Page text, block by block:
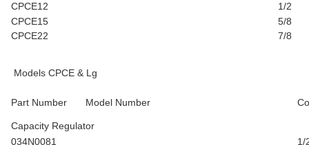
CPCE12
1/2
CPCE15
5/8
CPCE22
7/8
Models CPCE & Lg
Part Number Model Number
Capacity Regulator
034N0081
1/